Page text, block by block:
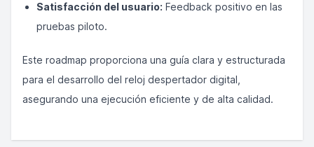
Satisfacción del usuario: Feedback positivo en las
pruebas piloto.
Este roadmap proporciona una guía clara y estructurada
para el desarrollo del reloj despertador digital,
asegurando una ejecución eficiente y de alta calidad.